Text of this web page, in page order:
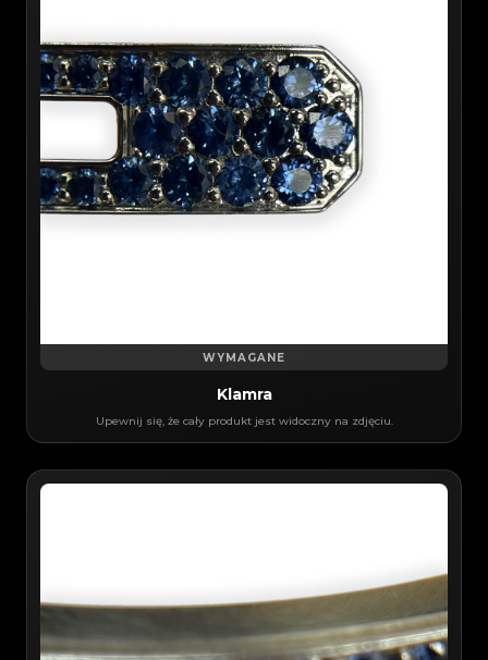
WYMAGANE
Klamra
Upewnij się, że cały produkt jest widoczny na zdjęciu.